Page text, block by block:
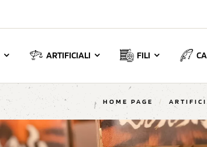
ARTIFICIALI FILI
HOME PAGE /